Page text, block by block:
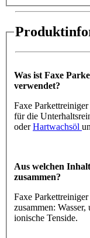
Was ist Faxe
verwendet?
Faxe
für die
oderHartwachsöl
Aus welchen
zusammen?
Faxe
zusammen:
ionische Tenside.